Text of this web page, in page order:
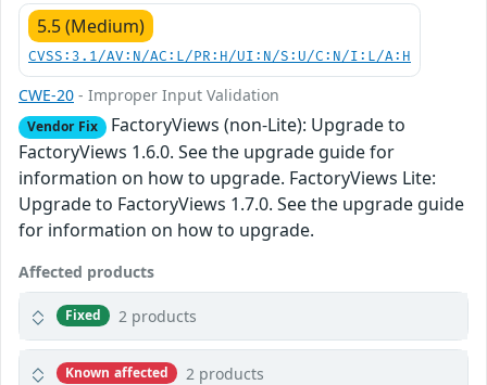
5.5 (Medium)
CVSS:3.1/AV:N/AC:L/PR:H/UI:N/S:U/C:N/I:L/A:H
CWE-20 - Improper Input Validation
Vendor Fix FactoryViews (non-Lite): Upgrade to
FactoryViews 1.6.0. See the upgrade guide for
information on how to upgrade. FactoryViews Lite:
Upgrade to FactoryViews 1.7.0. See the upgrade guide
for information on how to upgrade.
Affected products
Fixed 2 products
Known affected 2 products